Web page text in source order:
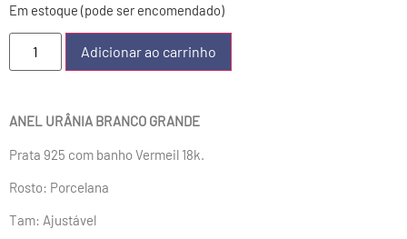
Em estoque (pode ser encomendado)
Adicionar ao carrinho
ANEL URÂNIA BRANCO GRANDE
Prata 925 com banho Vermeil 18k.
Rosto: Porcelana
Tam: Ajustável